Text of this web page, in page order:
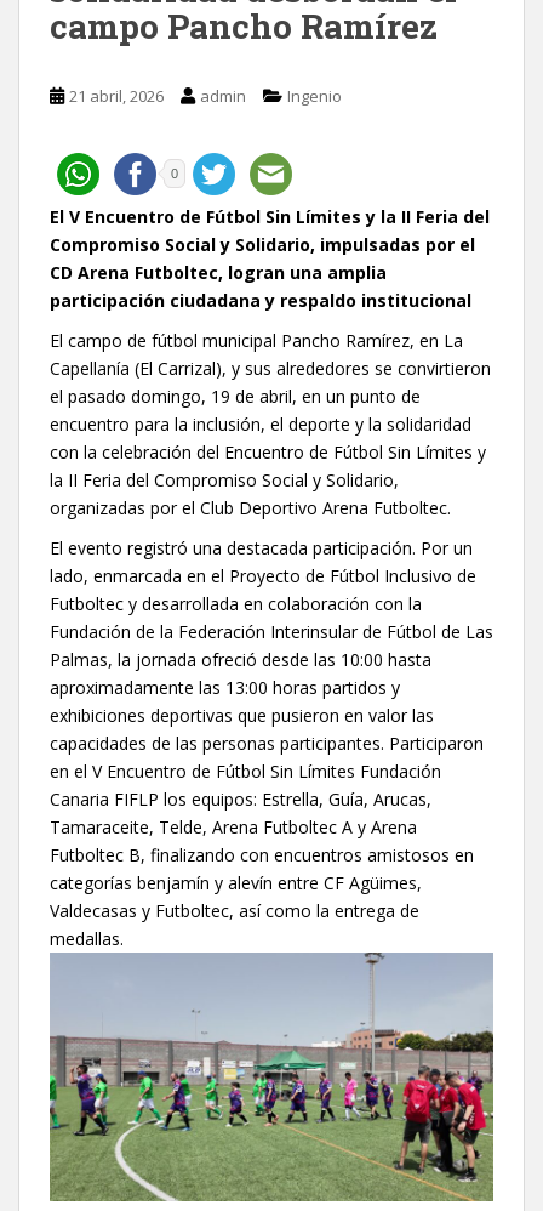
campo Pancho Ramírez
21 abril, 2026 admin Ingenio
0
El V Encuentro de Fútbol Sin Límites y la II Feria del
Compromiso Social y Solidario, impulsadas por el
CD Arena Futboltec, logran una amplia
participación ciudadana y respaldo institucional
El campo de fútbol municipal Pancho Ramírez, en La
Capellanía (El Carrizal), y sus alrededores se convirtieron
el pasado domingo, 19 de abril, en un punto de
encuentro para la inclusión, el deporte y la solidaridad
con la celebración del Encuentro de Fútbol Sin Límites y
la II Feria del Compromiso Social y Solidario,
organizadas por el Club Deportivo Arena Futboltec.
El evento registró una destacada participación. Por un
lado, enmarcada en el Proyecto de Fútbol Inclusivo de
Futboltec y desarrollada en colaboración con la
Fundación de la Federación Interinsular de Fútbol de Las
Palmas, la jornada ofreció desde las 10:00 hasta
aproximadamente las 13:00 horas partidos y
exhibiciones deportivas que pusieron en valor las
capacidades de las personas participantes. Participaron
en el V Encuentro de Fútbol Sin Límites Fundación
Canaria FIFLP los equipos: Estrella, Guía, Arucas,
Tamaraceite, Telde, Arena Futboltec A y Arena
Futboltec B, finalizando con encuentros amistosos en
categorías benjamín y alevín entre CF Agüimes,
Valdecasas y Futboltec, así como la entrega de
medallas.